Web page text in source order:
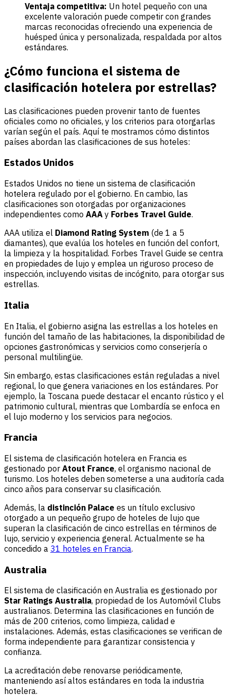
Ventaja competitiva: Un hotel pequeño con una
excelente valoración puede competir con grandes
marcas reconocidas ofreciendo una experiencia de
huésped única y personalizada, respaldada por altos
estándares.
¿Cómo funciona el sistema de
clasificación hotelera por estrellas?
Las clasificaciones pueden provenir tanto de fuentes
oficiales como no oficiales, y los criterios para otorgarlas
varían según el país. Aquí te mostramos cómo distintos
países abordan las clasificaciones de sus hoteles:
Estados Unidos
Estados Unidos no tiene un sistema de clasificación
hotelera regulado por el gobierno. En cambio, las
clasificaciones son otorgadas por organizaciones
independientes como AAA y Forbes Travel Guide.
AAA utiliza el Diamond Rating System (de 1 a 5
diamantes), que evalúa los hoteles en función del confort,
la limpieza y la hospitalidad. Forbes Travel Guide se centra
en propiedades de lujo y emplea un riguroso proceso de
inspección, incluyendo visitas de incógnito, para otorgar sus
estrellas.
Italia
En Italia, el gobierno asigna las estrellas a los hoteles en
función del tamaño de las habitaciones, la disponibilidad de
opciones gastronómicas y servicios como conserjería o
personal multilingüe.
Sin embargo, estas clasificaciones están reguladas a nivel
regional, lo que genera variaciones en los estándares. Por
ejemplo, la Toscana puede destacar el encanto rústico y el
patrimonio cultural, mientras que Lombardía se enfoca en
el lujo moderno y los servicios para negocios.
Francia
El sistema de clasificación hotelera en Francia es
gestionado por Atout France, el organismo nacional de
turismo. Los hoteles deben someterse a una auditoría cada
cinco años para conservar su clasificación.
Además, la distinción Palace es un título exclusivo
otorgado a un pequeño grupo de hoteles de lujo que
superan la clasificación de cinco estrellas en términos de
lujo, servicio y experiencia general. Actualmente se ha
concedido a 31 hoteles en Francia.
Australia
El sistema de clasificación en Australia es gestionado por
Star Ratings Australia, propiedad de los Automóvil Clubs
australianos. Determina las clasificaciones en función de
más de 200 criterios, como limpieza, calidad e
instalaciones. Además, estas clasificaciones se verifican de
forma independiente para garantizar consistencia y
confianza.
La acreditación debe renovarse periódicamente,
manteniendo así altos estándares en toda la industria
hotelera.